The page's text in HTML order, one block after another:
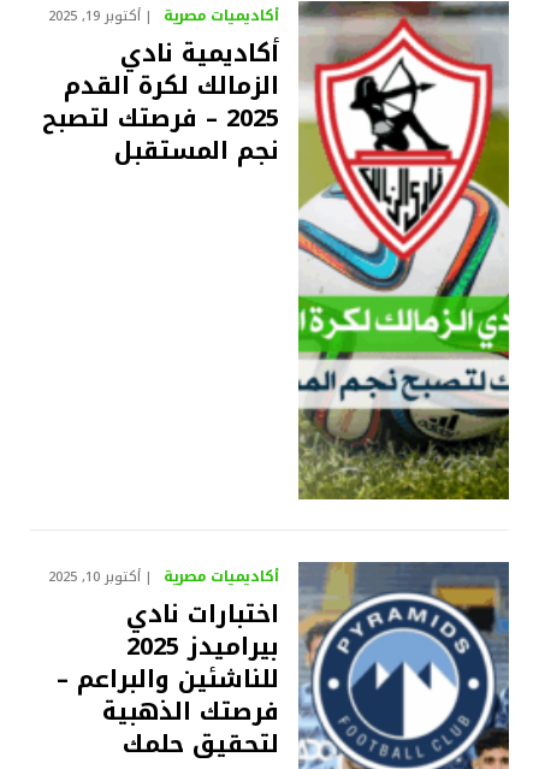
أكاديميات مصرية أكتوبر 19, 2025
أكاديمية نادي
الزمالك لكرة القدم
2025 – فرصتك لتصبح
نجم المستقبل
أكاديميات مصرية أكتوبر 10, 2025
اختبارات نادي
بيراميدز 2025
للناشئين والبراعم –
فرصتك الذهبية
لتحقيق حلمك